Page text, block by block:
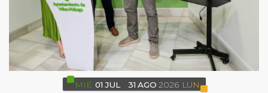
MIÉ 01 JUL 31 AGO 2026 LUN